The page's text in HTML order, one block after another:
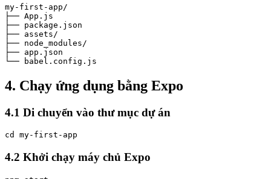
my-first-app/
├── App.js
├── package.json
├── assets/
├── node_modules/
├── app.json
└── babel.config.js
4. Chạy ứng dụng bằng Expo
4.1 Di chuyển vào thư mục dự án
cd my-first-app
4.2 Khởi chạy máy chủ Expo